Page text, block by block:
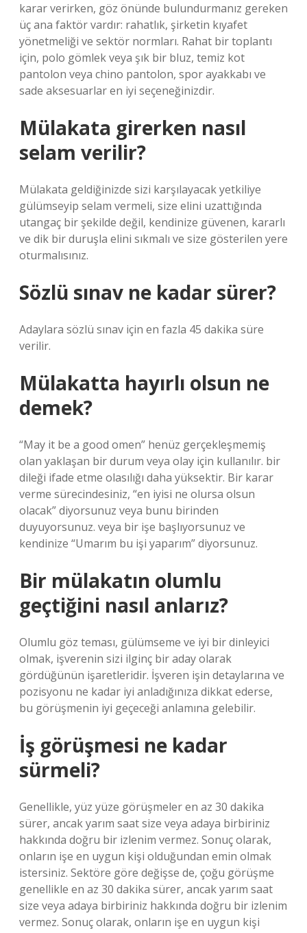
karar verirken, göz önünde bulundurmanız gereken
üç ana faktör vardır: rahatlık, şirketin kıyafet
yönetmeliği ve sektör normları. Rahat bir toplantı
için, polo gömlek veya şık bir bluz, temiz kot
pantolon veya chino pantolon, spor ayakkabı ve
sade aksesuarlar en iyi seçeneğinizdir.
Mülakata girerken nasıl
selam verilir?
Mülakata geldiğinizde sizi karşılayacak yetkiliye
gülümseyip selam vermeli, size elini uzattığında
utangaç bir şekilde değil, kendinize güvenen, kararlı
ve dik bir duruşla elini sıkmalı ve size gösterilen yere
oturmalısınız.
Sözlü sınav ne kadar sürer?
Adaylara sözlü sınav için en fazla 45 dakika süre
verilir.
Mülakatta hayırlı olsun ne
demek?
“May it be a good omen” henüz gerçekleşmemiş
olan yaklaşan bir durum veya olay için kullanılır. bir
dileği ifade etme olasılığı daha yüksektir. Bir karar
verme sürecindesiniz, “en iyisi ne olursa olsun
olacak” diyorsunuz veya bunu birinden
duyuyorsunuz. veya bir işe başlıyorsunuz ve
kendinize “Umarım bu işi yaparım” diyorsunuz.
Bir mülakatın olumlu
geçtiğini nasıl anlarız?
Olumlu göz teması, gülümseme ve iyi bir dinleyici
olmak, işverenin sizi ilginç bir aday olarak
gördüğünün işaretleridir. İşveren işin detaylarına ve
pozisyonu ne kadar iyi anladığınıza dikkat ederse,
bu görüşmenin iyi geçeceği anlamına gelebilir.
İş görüşmesi ne kadar
sürmeli?
Genellikle, yüz yüze görüşmeler en az 30 dakika
sürer, ancak yarım saat size veya adaya birbiriniz
hakkında doğru bir izlenim vermez. Sonuç olarak,
onların işe en uygun kişi olduğundan emin olmak
istersiniz. Sektöre göre değişse de, çoğu görüşme
genellikle en az 30 dakika sürer, ancak yarım saat
size veya adaya birbiriniz hakkında doğru bir izlenim
vermez. Sonuç olarak, onların işe en uygun kişi